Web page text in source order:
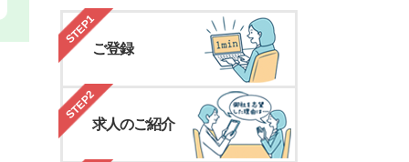
STEP1
ご登録
STEP2
求人のご紹介